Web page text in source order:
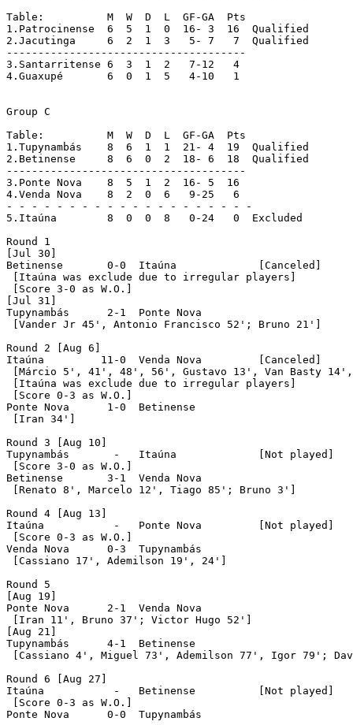
Table:		M  W  D  L  GF-GA  Pts
1.Patrocinense	6  5  1  0  16- 3  16  Qualified
2.Jacutinga	6  2  1  3   5- 7   7  Qualified
--------------------------------------
3.Santarritense	6  3  1  2   7-12   4
4.Guaxupé	6  0  1  5   4-10   1
Group C
Table:		M  W  D  L  GF-GA  Pts
1.Tupynambás	8  6  1  1  21- 4  19  Qualified
2.Betinense	8  6  0  2  18- 6  18  Qualified
--------------------------------------
3.Ponte Nova	8  5  1  2  16- 5  16
4.Venda Nova	8  2  0  6   9-25   6
- - - - - - - - - - - - - - - - - - - -
5.Itaúna	8  0  0  8   0-24   0  Excluded
Round 1
[Jul 30]
Betinense	0-0  Itaúna		[Canceled]
[Itaúna was exclude due to irregular players]
[Score 3-0 as W.O.]
[Jul 31]
Tupynambás	2-1  Ponte Nova
[Vander Jr 45', Antonio Francisco 52'; Bruno 21']
Round 2 [Aug 6]
Itaúna	       11-0  Venda Nova		[Canceled]
[Márcio 5', 41', 48', 56', Gustavo 13', Van Basty
[Itaúna was exclude due to irregular players]
[Score 0-3 as W.O.]
Ponte Nova	1-0  Betinense
[Iran 34']
Round 3 [Aug 10]
Tupynambás	 -   Itaúna		[Not played]
[Score 3-0 as W.O.]
Betinense	3-1  Venda Nova
[Renato 8', Marcelo 12', Tiago 85'; Bruno 3']
Round 4 [Aug 13]
Itaúna		 -   Ponte Nova		[Not played]
[Score 0-3 as W.O.]
Venda Nova	0-3  Tupynambás
[Cassiano 17', Ademilson 19', 24']
Round 5
[Aug 19]
Ponte Nova	2-1  Venda Nova
[Iran 11', Bruno 37'; Victor Hugo 52']
[Aug 21]
Tupynambás	4-1  Betinense
[Cassiano 4', Miguel 73', Ademilson 77', Igor 79';
Round 6 [Aug 27]
Itaúna		 -   Betinense		[Not played]
[Score 0-3 as W.O.]
Ponte Nova	0-0  Tupynambás